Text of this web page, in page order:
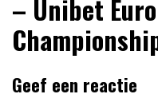
– Unibet
Geef een reactie